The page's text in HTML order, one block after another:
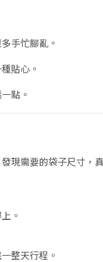
手忙腳亂。
貼心。
點。
現需要的袋子尺寸，
。
整天行程。